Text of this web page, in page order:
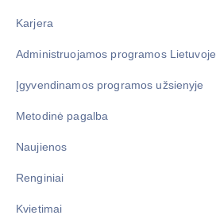
Karjera
Administruojamos programos Lietuvoje
Įgyvendinamos programos užsienyje
Metodinė pagalba
Naujienos
Renginiai
Kvietimai